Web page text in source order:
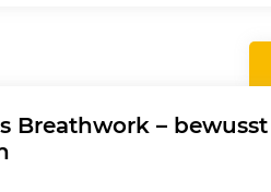
Breathwork –